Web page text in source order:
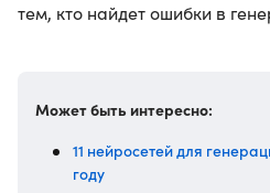
тем, кто найдет ошибки в
Может быть интересно:
11 нейросетей для
году